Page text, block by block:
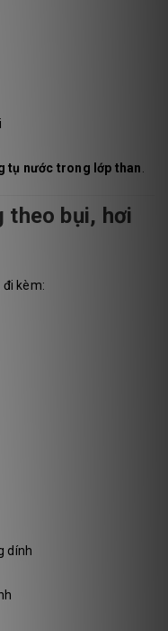
tụ nước trong lớp than
theo bụi, hơi
kèm:
dính